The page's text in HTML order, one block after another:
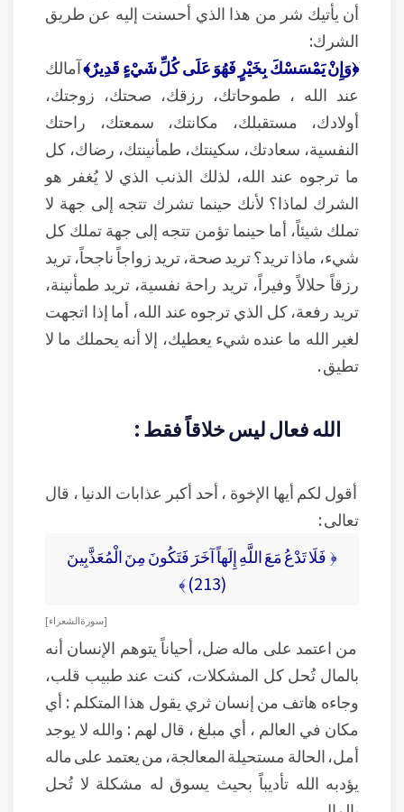
أن يأتيك شر من هذا الذي أحسنت إليه عن طريق
الشرك:
﴿وَإِنْ يَمْسَسْكَ بِخَيْرٍ فَهُوَ عَلَى كُلِّ شَيْءٍ قَدِيرٌ﴾آمالك
عند الله ، طموحاتك، رزقك، صحتك، زوجتك،
أولادك، مستقبلك، مكانتك، سمعتك، راحتك
النفسية، سعادتك، سكينتك، طمأنينتك، رضاك، كل
ما ترجوه عند الله، لذلك الذنب الذي لا يُغفر هو
الشرك لماذا؟ لأنك حينما تشرك تتجه إلى جهة لا
تملك شيئاً، أما حينما تؤمن تتجه إلى جهة تملك كل
شيء، ماذا تريد؟ تريد صحة، تريد زواجاً ناجحاً، تريد
رزقاً حلالاً وفيراً، تريد راحة نفسية، تريد طمأنينة،
تريد رفعة، كل الذي ترجوه عند الله، أما إذا اتجهت
لغير الله ما عنده شيء يعطيك، إلا أنه يحملك ما لا
تطيق .
الله فعال ليس خلاقاً فقط :
أقول لكم أيها الإخوة ، أحد أكبر عذابات الدنيا ، قال
تعالى :
﴿ فَلَا تَدْعُ مَعَ اللَّهِ إِلَهاً آخَرَ فَتَكُونَ مِنَ الْمُعَذَّبِينَ
(213) ﴾
[ سورة الشعراء ]
من اعتمد على ماله ضل، أحياناً يتوهم الإنسان أنه
بالمال تُحل كل المشكلات، كنت عند طبيب قلب،
وجاءه هاتف من إنسان ثري يقول هذا المتكلم : أي
مكان في العالم ، أي مبلغ ، قال لهم : والله لا يوجد
أمل، الحالة مستحيلة المعالجة، من يعتمد على ماله
يؤدبه الله تأديباً بحيث يسوق له مشكلة لا تُحل